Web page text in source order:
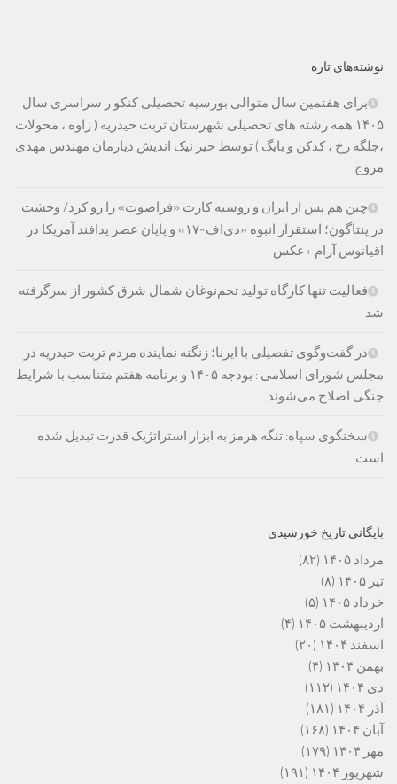
نوشته‌های تازه
برای هفتمین سال متوالی بورسیه تحصیلی کنکو ر سراسری سال
۱۴۰۵ همه رشته های تحصیلی شهرستان تربت حیدریه ( زاوه ، محولات
،جلگه رخ ، کدکن و بایگ ) توسط خیر نیک اندیش دیارمان مهندس مهدی
مروج
چین هم پس از ایران و روسیه کارت «فراصوت» را رو کرد/ وحشت
در پنتاگون؛ استقرار انبوه «دی‌اف‑۱۷» و پایان عصر پدافند آمریکا در
اقیانوس آرام +عکس
فعالیت تنها کارگاه تولید تخم‌نوغان شمال شرق کشور از سرگرفته
شد
در گفت‌وگوی تفصیلی با ایرنا؛ زنگنه نماینده مردم تربت حیدریه در
مجلس شورای اسلامی : بودجه ۱۴۰۵ و برنامه هفتم متناسب با شرایط
جنگی اصلاح می‌شوند
سخنگوی سپاه: تنگه هرمز به ابزار استراتژیک قدرت تبدیل شده
است
بایگانی تاریخ خورشیدی
مرداد ۱۴۰۵
(۸۲)
تیر ۱۴۰۵
(۸)
خرداد ۱۴۰۵
(۵)
اردیبهشت ۱۴۰۵
(۴)
اسفند ۱۴۰۴
(۲۰)
بهمن ۱۴۰۴
(۴)
دی ۱۴۰۴
(۱۱۲)
آذر ۱۴۰۴
(۱۸۱)
آبان ۱۴۰۴
(۱۶۸)
مهر ۱۴۰۴
(۱۷۹)
شهریور ۱۴۰۴
(۱۹۱)